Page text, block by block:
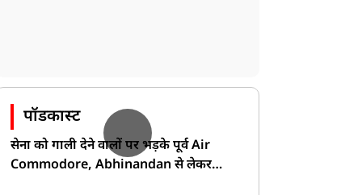
पॉडकास्ट
सेना को गाली देने वालों पर भड़के पूर्व Air
Commodore, Abhinandan से लेकर